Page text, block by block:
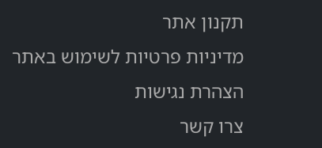
תקנון אתר
מדיניות פרטיות לשימוש באתר
הצהרת נגישות
צרו קשר